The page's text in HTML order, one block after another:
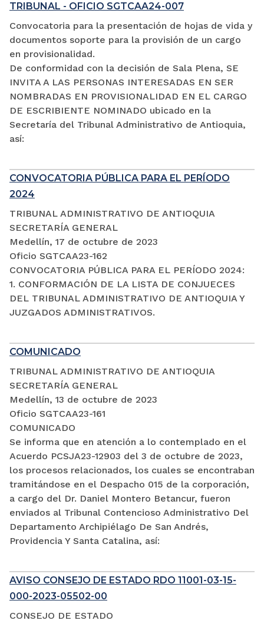
TRIBUNAL - OFICIO SGTCAA24-007
Convocatoria para la presentación de hojas de vida y
documentos soporte para la provisión de un cargo
en provisionalidad.
De conformidad con la decisión de Sala Plena, SE
INVITA A LAS PERSONAS INTERESADAS EN SER
NOMBRADAS EN PROVISIONALIDAD EN EL CARGO
DE ESCRIBIENTE NOMINADO ubicado en la
Secretaría del Tribunal Administrativo de Antioquia,
así:
CONVOCATORIA PÚBLICA PARA EL PERÍODO
2024
TRIBUNAL ADMINISTRATIVO DE ANTIOQUIA
SECRETARÍA GENERAL
Medellín, 17 de octubre de 2023
Oficio SGTCAA23-162
CONVOCATORIA PÚBLICA PARA EL PERÍODO 2024:
1. CONFORMACIÓN DE LA LISTA DE CONJUECES
DEL TRIBUNAL ADMINISTRATIVO DE ANTIOQUIA Y
JUZGADOS ADMINISTRATIVOS.
COMUNICADO
TRIBUNAL ADMINISTRATIVO DE ANTIOQUIA
SECRETARÍA GENERAL
Medellín, 13 de octubre de 2023
Oficio SGTCAA23-161
COMUNICADO
Se informa que en atención a lo contemplado en el
Acuerdo PCSJA23-12903 del 3 de octubre de 2023,
los procesos relacionados, los cuales se encontraban
tramitándose en el Despacho 015 de la corporación,
a cargo del Dr. Daniel Montero Betancur, fueron
enviados al Tribunal Contencioso Administrativo Del
Departamento Archipiélago De San Andrés,
Providencia Y Santa Catalina, así:
AVISO CONSEJO DE ESTADO RDO 11001-03-15-
000-2023-05502-00
CONSEJO DE ESTADO